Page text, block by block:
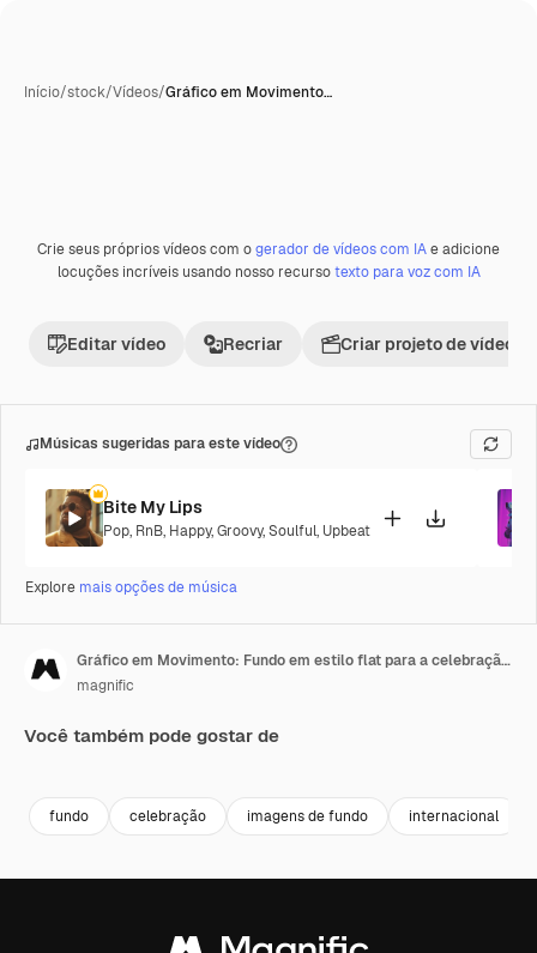
Início/stock/Vídeos/Gráfico em Movimento…
Crie seus próprios vídeos com ogerador de vídeos com IAe adicione
locuções incríveis usando nosso recursotexto para voz com IA
Editar vídeo Recriar Criar projeto de vídeo
Músicas sugeridas para este vídeo
Bite My Lips
Pop, RnB, Happy,Groovy,Soulful, Upbeat
Explore mais opções de música
Gráfico em Movimento: Fundo em estilo flat para a celebração do Dia Internacional da Amizade
magnific
Você também pode gostar de
fundo celebração imagens de fundo internacional